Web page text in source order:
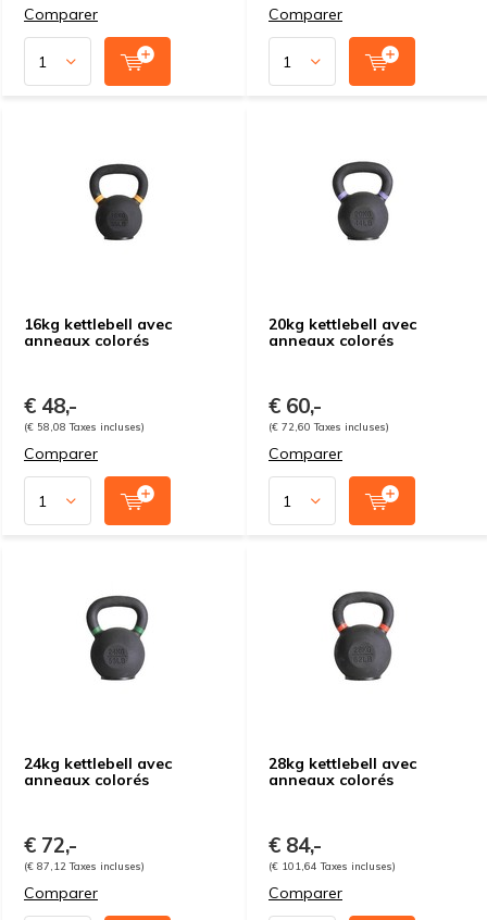
Comparer Comparer
16kg kettlebell avec
anneaux colorés
€ 48,-
(€ 58,08 Taxes incluses)
Comparer
20kg kettlebell avec
anneaux colorés
€ 60,-
(€ 72,60 Taxes incluses)
Comparer
24kg kettlebell avec
anneaux colorés
€ 72,-
(€ 87,12 Taxes incluses)
Comparer
28kg kettlebell avec
anneaux colorés
€ 84,-
(€ 101,64 Taxes incluses)
Comparer